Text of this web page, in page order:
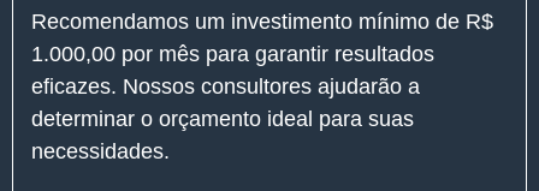
Recomendamos um investimento mínimo de R$
1.000,00 por mês para garantir resultados
eficazes. Nossos consultores ajudarão a
determinar o orçamento ideal para suas
necessidades.